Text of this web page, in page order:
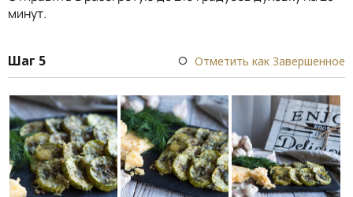
минут.
Шаг 5 Отметить как Завершенное